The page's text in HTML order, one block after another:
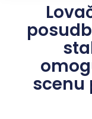
scenu